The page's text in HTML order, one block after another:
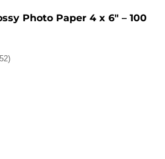
Photo Paper 4 x 6" – 100